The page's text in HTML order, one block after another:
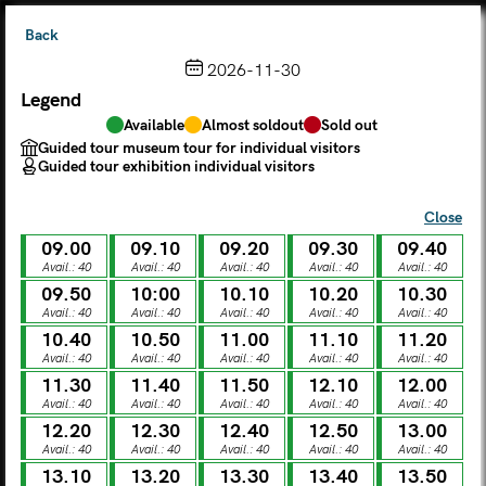
Choose from the calendar
The ticket grants access to Palazzo Te, the MACA Museum
and the Leon Battista Alberti Temple
AUGUST
Legend
Available Almost soldout
Sold out
Guided tour museum tour for individual visitors
Guided tour exhibition individual visitors
M W T F S
MON
27
TUE
28
WED
29
THU
30
FRI
31 01
SUN
02
Back
2026-11-30
Legend
Available Almost soldout
Sold out
Guided tour museum tour for individual visitors
Guided tour exhibition individual visitors
Close
09.00
Avail.: 40
09.10
Avail.: 40
09.20
Avail.: 40
09.30
Avail.: 40
09.40
Avail.: 40
09.50
Avail.: 40
10:00
Avail.: 40
10.10
Avail.: 40
10.20
Avail.: 40
10.30
Avail.: 40
10.40
Avail.: 40
10.50
Avail.: 40
11.00
Avail.: 40
11.10
Avail.: 40
11.20
Avail.: 40
11.30
Avail.: 40
11.40
Avail.: 40
11.50
Avail.: 40
12.10
Avail.: 40
12.00
Avail.: 40
12.20
Avail.: 40
12.30
Avail.: 40
12.40
Avail.: 40
12.50
Avail.: 40
13.00
Avail.: 40
13.10 13.20 13.30 13.40 13.50